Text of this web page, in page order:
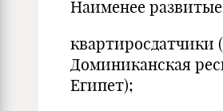
Наименее
квартиросдатчики
Доминиканская
Египет);